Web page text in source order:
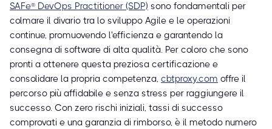
SAFe® DevOps Practitioner (SDP) sono fondamentali per
colmare il divario tra lo sviluppo Agile e le operazioni
continue, promuovendo l'efficienza e garantendo la
consegna di software di alta qualità. Per coloro che sono
pronti a ottenere questa preziosa certificazione e
consolidare la propria competenza, cbtproxy.com offre il
percorso più affidabile e senza stress per raggiungere il
successo. Con zero rischi iniziali, tassi di successo
comprovati e una garanzia di rimborso, è il metodo numero